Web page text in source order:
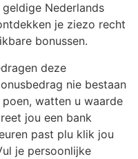
Nederlands
je ziezo recht
bonussen.
deze
nie bestaan
watten u waarde
jou een bank
past plu klik jou
je persoonlijke